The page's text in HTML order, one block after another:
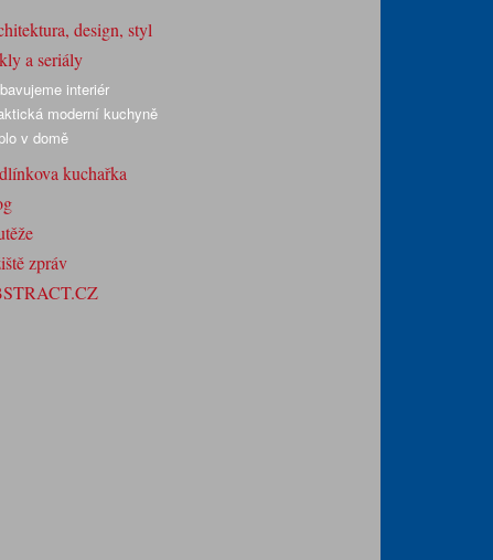
design, styl
a seriály
interiér
moderní kuchyně
v domě
kuchařka
zpráv